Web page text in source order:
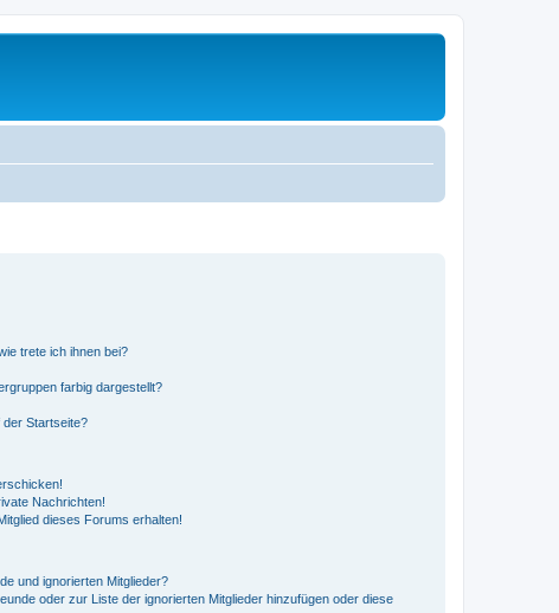
trete ich ihnen bei?
farbig dargestellt?
der Startseite?
Nachrichten!
dieses Forums erhalten!
und ignorierten Mitglieder?
oder zur Liste der ignorierten Mitglieder hinzufügen oder diese